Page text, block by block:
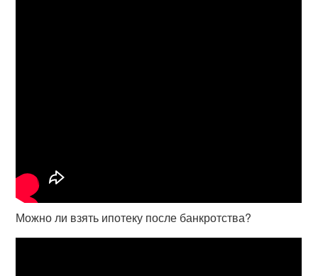
Можно ли взять ипотеку после банкротства?